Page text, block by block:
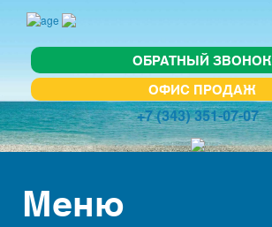
ОБРАТНЫЙ ЗВОНОК
ОФИС ПРОДАЖ
+7 (343) 351-07-07
Меню